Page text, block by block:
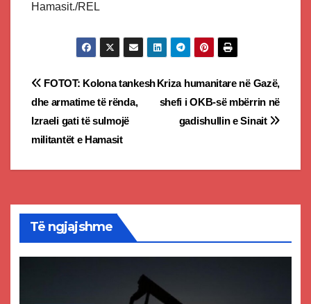
Hamasit./REL
Post
navigation
Kriza humanitare në Gazë,
shefi i OKB-së mbërrin në
gadishullin e Sinait
FOTOT: Kolona tankesh
dhe armatime të rënda,
Izraeli gati të sulmojë
militantët e Hamasit
Të ngjajshme